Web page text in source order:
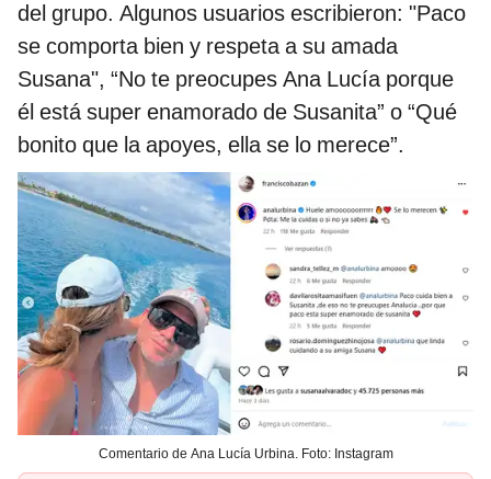
del grupo. Algunos usuarios escribieron: "Paco
se comporta bien y respeta a su amada
Susana", “No te preocupes Ana Lucía porque
él está super enamorado de Susanita” o “Qué
bonito que la apoyes, ella se lo merece”.
Comentario de Ana Lucía Urbina. Foto: Instagram